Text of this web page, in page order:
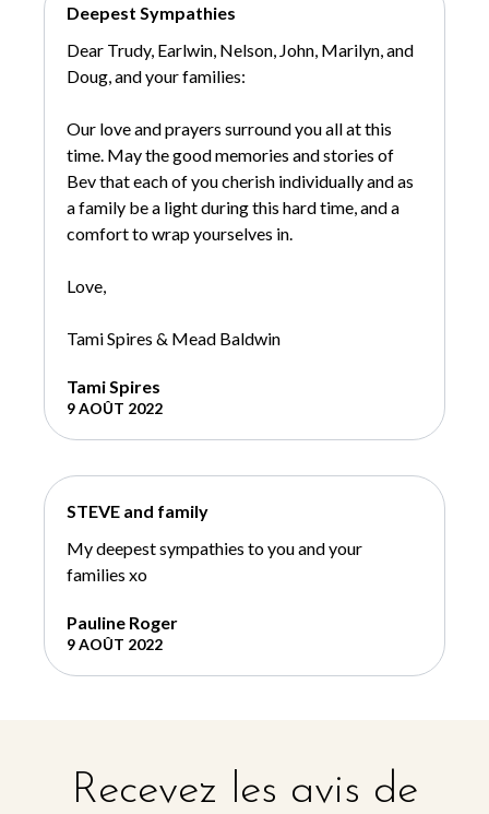
Deepest Sympathies
Dear Trudy, Earlwin, Nelson, John, Marilyn, and
Doug, and your families:
Our love and prayers surround you all at this
time. May the good memories and stories of
Bev that each of you cherish individually and as
a family be a light during this hard time, and a
comfort to wrap yourselves in.
Love,
Tami Spires & Mead Baldwin
Tami Spires
9 AOÛT 2022
STEVE and family
My deepest sympathies to you and your
families xo
Pauline Roger
9 AOÛT 2022
Recevez les avis de